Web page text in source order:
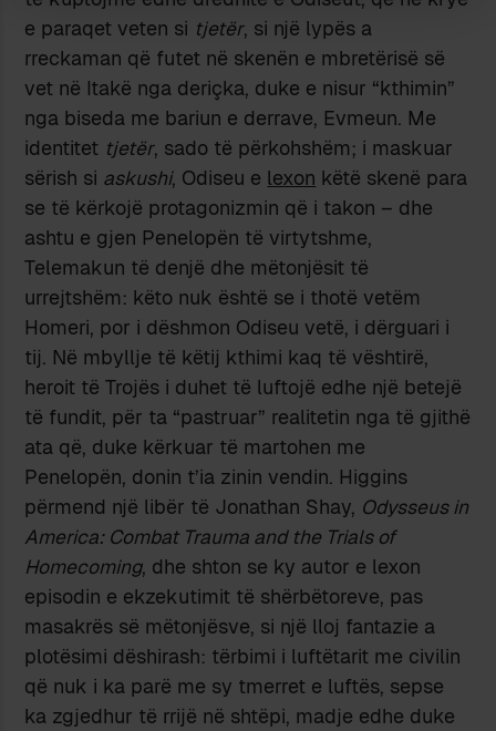
e paraqet veten si tjetër, si një lypës a
rreckaman që futet në skenën e mbretërisë së
vet në Itakë nga deriçka, duke e nisur “kthimin”
nga biseda me bariun e derrave, Evmeun. Me
identitet tjetër, sado të përkohshëm; i maskuar
sërish si askushi, Odiseu e lexon këtë skenë para
se të kërkojë protagonizmin që i takon – dhe
ashtu e gjen Penelopën të virtytshme,
Telemakun të denjë dhe mëtonjësit të
urrejtshëm: këto nuk është se i thotë vetëm
Homeri, por i dëshmon Odiseu vetë, i dërguari i
tij. Në mbyllje të këtij kthimi kaq të vështirë,
heroit të Trojës i duhet të luftojë edhe një betejë
të fundit, për ta “pastruar” realitetin nga të gjithë
ata që, duke kërkuar të martohen me
Penelopën, donin t’ia zinin vendin. Higgins
përmend një libër të Jonathan Shay, Odysseus in
America: Combat Trauma and the Trials of
Homecoming, dhe shton se ky autor e lexon
episodin e ekzekutimit të shërbëtoreve, pas
masakrës së mëtonjësve, si një lloj fantazie a
plotësimi dëshirash: tërbimi i luftëtarit me civilin
që nuk i ka parë me sy tmerret e luftës, sepse
ka zgjedhur të rrijë në shtëpi, madje edhe duke